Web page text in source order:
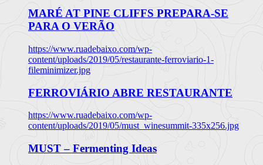
MARÉ AT PINE CLIFFS PREPARA-SE
PARA O VERÃO
https://www.ruadebaixo.com/wp-
content/uploads/2019/05/restaurante-ferroviario-1-
fileminimizer.jpg
FERROVIÁRIO ABRE RESTAURANTE
https://www.ruadebaixo.com/wp-
content/uploads/2019/05/must_winesummit-335x256.jpg
MUST – Fermenting Ideas